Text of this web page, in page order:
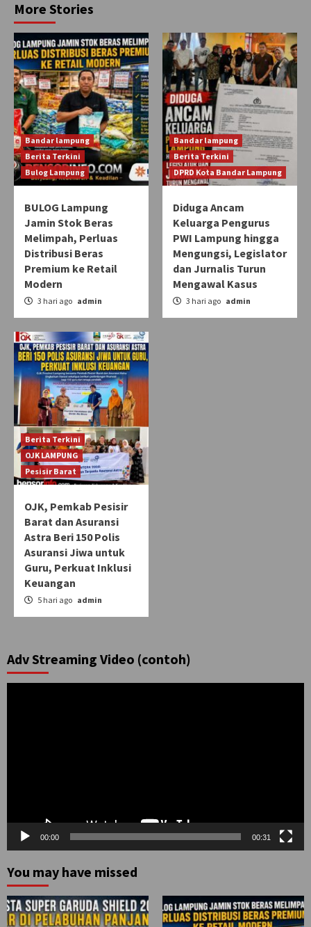
More Stories
Bandar lampung
Berita Terkini
Bulog Lampung
BULOG Lampung
Jamin Stok Beras
Melimpah, Perluas
Distribusi Beras
Premium ke Retail
Modern
3 hari ago admin
Bandar lampung
Berita Terkini
DPRD Kota Bandar Lampung
Diduga Ancam
Keluarga Pengurus
PWI Lampung hingga
Mengungsi, Legislator
dan Jurnalis Turun
Mengawal Kasus
3 hari ago admin
Berita Terkini
OJK LAMPUNG
Pesisir Barat
OJK, Pemkab Pesisir
Barat dan Asuransi
Astra Beri 150 Polis
Asuransi Jiwa untuk
Guru, Perkuat Inklusi
Keuangan
5 hari ago admin
Adv Streaming Video (contoh)
00:00 00:31
You may have missed